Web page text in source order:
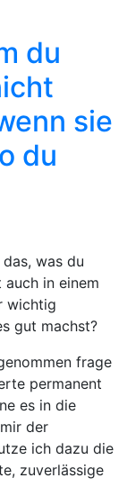
du
sie
du
was du
in einem
wichtig
gut machst?
frage
permanent
es in die
der
ich dazu die
zuverlässige